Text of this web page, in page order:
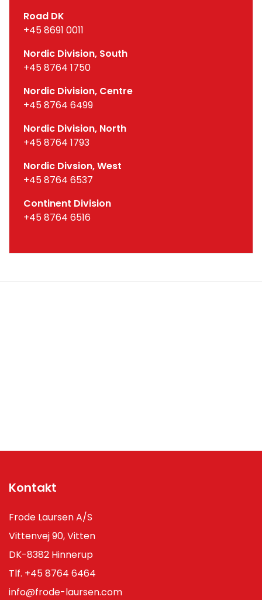
Road DK
+45 8691 0011
Nordic Division, South
+45 8764 1750
Nordic Division, Centre
+45 8764 6499
Nordic Division, North
+45 8764 1793
Nordic Divsion, West
+45 8764 6537
Continent Division
+45 8764 6516
Kontakt
Frode Laursen A/S
Vittenvej 90, Vitten
DK-8382 Hinnerup
Tlf. +45 8764 6464
info@frode-laursen.com